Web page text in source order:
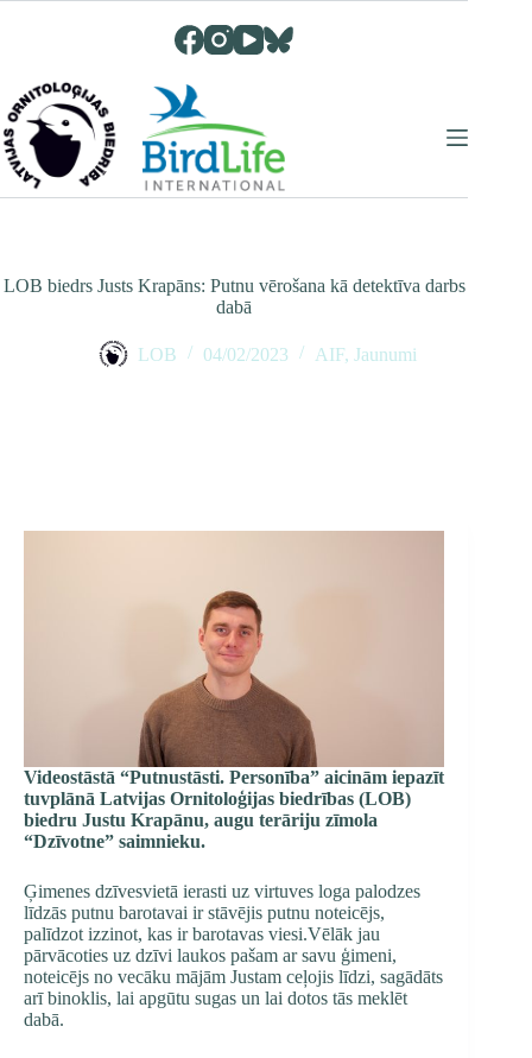
LOB biedrs Justs Krapāns: Putnu vērošana kā detektīva darbs
dabā
LOB 04/02/2023 AIF,Jaunumi
Videostāstā “Putnustāsti. Personība” aicinām iepazīt
tuvplānā Latvijas Ornitoloģijas biedrības (LOB)
biedru Justu Krapānu, augu terāriju zīmola
“Dzīvotne” saimnieku.
Ģimenes dzīvesvietā ierasti uz virtuves loga palodzes
līdzās putnu barotavai ir stāvējis putnu noteicējs,
palīdzot izzinot, kas ir barotavas viesi.Vēlāk jau
pārvācoties uz dzīvi laukos pašam ar savu ģimeni,
noteicējs no vecāku mājām Justam ceļojis līdzi, sagādāts
arī binoklis, lai apgūtu sugas un lai dotos tās meklēt
dabā.